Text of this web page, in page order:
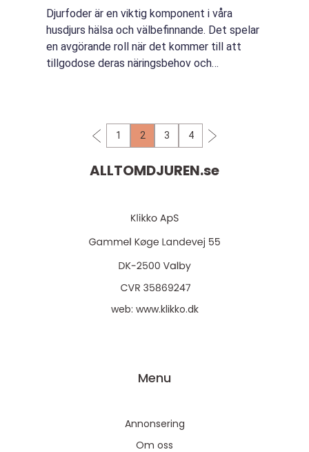
Djurfoder är en viktig komponent i våra
husdjurs hälsa och välbefinnande. Det spelar
en avgörande roll när det kommer till att
tillgodose deras näringsbehov och
1 2 3 4
ALLTOMDJUREN.se
web: www.klikko.dk
Menu
Annonsering
Om oss